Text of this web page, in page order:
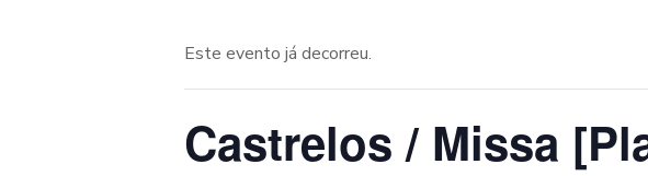
Este evento já decorreu.
Castrelos / Missa